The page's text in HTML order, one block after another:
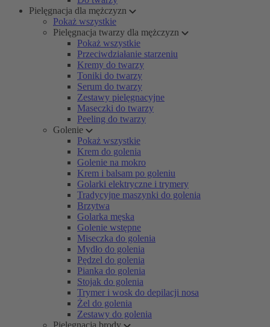
Pielęgnacja dla mężczyzn
Pokaż wszystkie
Pielęgnacja twarzy dla mężczyzn
Pokaż wszystkie
Przeciwdziałanie starzeniu
Kremy do twarzy
Toniki do twarzy
Serum do twarzy
Zestawy pielęgnacyjne
Maseczki do twarzy
Peeling do twarzy
Golenie
Pokaż wszystkie
Krem do golenia
Golenie na mokro
Krem i balsam po goleniu
Golarki elektryczne i trymery
Tradycyjne maszynki do golenia
Brzytwa
Golarka męska
Golenie wstępne
Miseczka do golenia
Mydło do golenia
Pędzel do golenia
Pianka do golenia
Stojak do golenia
Trymer i wosk do depilacji nosa
Żel do golenia
Zestawy do golenia
Pielęgnacja brody